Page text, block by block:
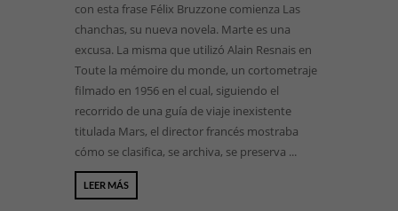
con esta frase Félix Bruzzone comienza Las
chanchas, su nueva novela. Marte es una
excusa. La misma que utilizó Alain Resnais en
Toute la mémoire du monde, un cortometraje
filmado en 1956 en el cual, siguiendo el
recorrido de una guía de viaje inexistente
titulada Mars, el director francés mostraba
cómo se clasifica, se archiva, se preserva ...
LEER MÁS